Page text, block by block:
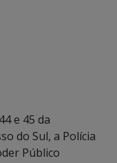
e 45 da
do Sul, a Polícia
Público